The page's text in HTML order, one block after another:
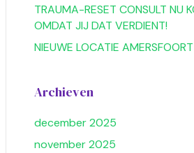
TRAUMA-RESET CONSULT NU
OMDAT JIJ DAT VERDIENT!
NIEUWE LOCATIE
Archieven
december 2025
november 2025